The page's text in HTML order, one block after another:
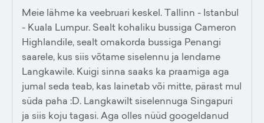
Meie lähme ka veebruari keskel. Tallinn - Istanbul
- Kuala Lumpur. Sealt kohaliku bussiga Cameron
Highlandile, sealt omakorda bussiga Penangi
saarele, kus siis võtame siselennu ja lendame
Langkawile. Kuigi sinna saaks ka praamiga aga
jumal seda teab, kas lainetab või mitte, pärast mul
süda paha :D. Langkawilt siselennuga Singapuri
ja siis koju tagasi. Aga olles nüüd googeldanud